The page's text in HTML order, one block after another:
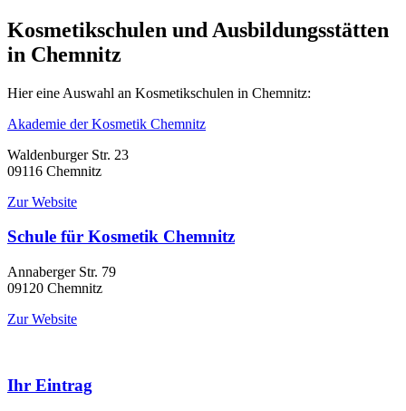
Kosmetikschulen und Ausbildungsstätten
in Chemnitz
Hier eine Auswahl an Kosmetikschulen in Chemnitz:
Akademie der Kosmetik Chemnitz
Waldenburger Str. 23
09116 Chemnitz
Zur Website
Schule für Kosmetik Chemnitz
Annaberger Str. 79
09120 Chemnitz
Zur Website
Ihr Eintrag